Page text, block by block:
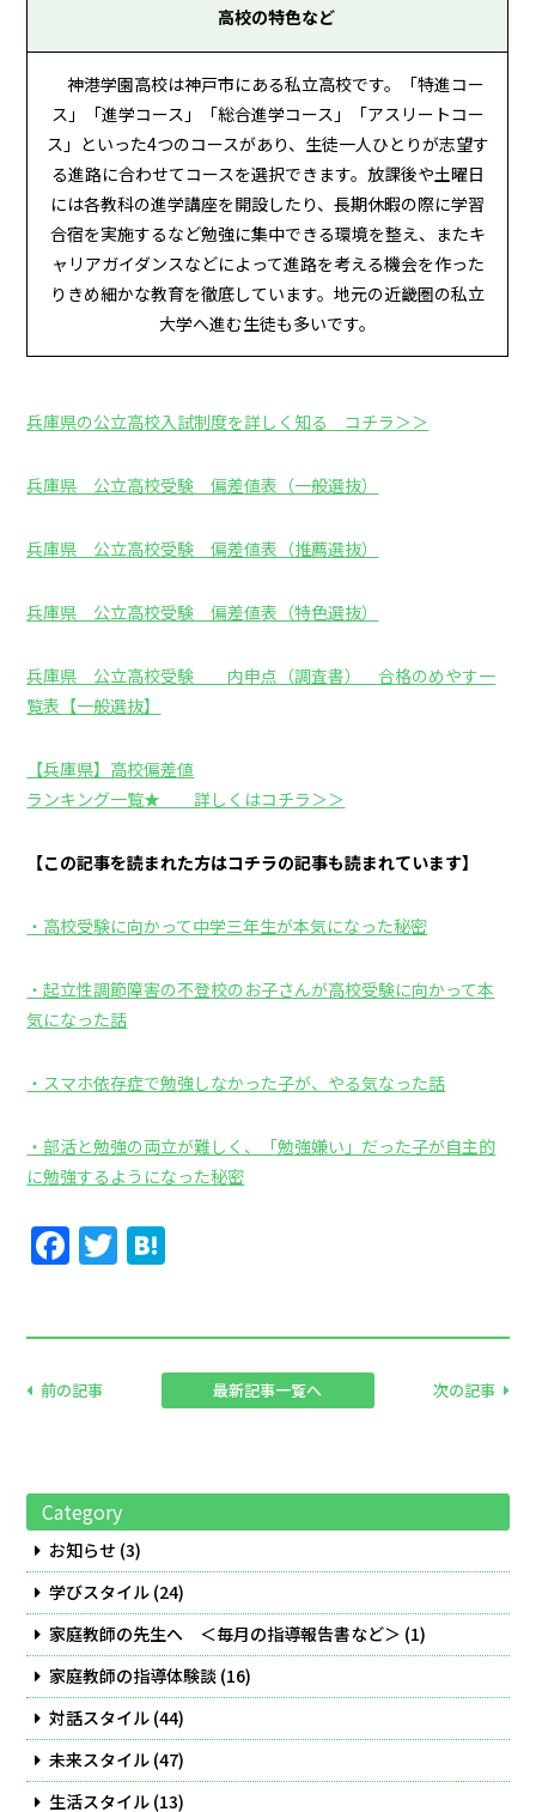
高校の特色など
神港学園高校は神戸市にある私立高校です。「特進コー
ス」「進学コース」「総合進学コース」「アスリートコー
ス」といった4つのコースがあり、生徒一人ひとりが志望す
る進路に合わせてコースを選択できます。放課後や土曜日
には各教科の進学講座を開設したり、長期休暇の際に学習
合宿を実施するなど勉強に集中できる環境を整え、またキ
ャリアガイダンスなどによって進路を考える機会を作った
りきめ細かな教育を徹底しています。地元の近畿圏の私立
大学へ進む生徒も多いです。
兵庫県の公立高校入試制度を詳しく知る コチラ＞＞
兵庫県 公立高校受験 偏差値表（一般選抜）
兵庫県 公立高校受験 偏差値表（推薦選抜）
兵庫県 公立高校受験 偏差値表（特色選抜）
兵庫県 公立高校受験 内申点（調査書） 合格のめやす一
覧表【一般選抜】
【兵庫県】高校偏差値
ランキング一覧★ 詳しくはコチラ＞＞
【この記事を読まれた方はコチラの記事も読まれています】
・高校受験に向かって中学三年生が本気になった秘密
・起立性調節障害の不登校のお子さんが高校受験に向かって本
気になった話
・スマホ依存症で勉強しなかった子が、やる気なった話
・部活と勉強の両立が難しく、「勉強嫌い」だった子が自主的
に勉強するようになった秘密
Facebook
Twitter
前の記事 最新記事一覧へ 次の記事
Category
お知らせ (3)
学びスタイル (24)
家庭教師の先生へ ＜毎月の指導報告書など＞ (1)
家庭教師の指導体験談 (16)
対話スタイル (44)
未来スタイル (47)
生活スタイル (13)